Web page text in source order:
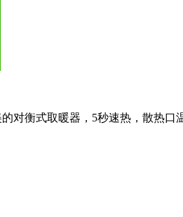
对衡式取暖器，5秒速热，散热